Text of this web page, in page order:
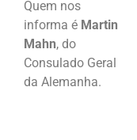
Quem nos
informa é Martin
Mahn, do
Consulado Geral
da Alemanha.